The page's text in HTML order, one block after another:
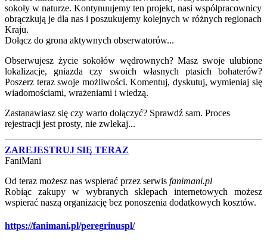
sokoły w naturze. Kontynuujemy ten projekt, nasi współpracownicy
obrączkują je dla nas i poszukujemy kolejnych w różnych regionach
Kraju.
Dołącz do grona aktywnych obserwatorów...
Obserwujesz życie sokołów wędrownych? Masz swoje ulubione
lokalizacje, gniazda czy swoich własnych ptasich bohaterów?
Poszerz teraz swoje możliwości. Komentuj, dyskutuj, wymieniaj się
wiadomościami, wrażeniami i wiedzą.
Zastanawiasz się czy warto dołączyć? Sprawdź sam. Proces
rejestracji jest prosty, nie zwlekaj...
ZAREJESTRUJ SIĘ TERAZ
FaniMani
Od teraz możesz nas wspierać przez serwis fanimani.pl
Robiąc zakupy w wybranych sklepach internetowych możesz
wspierać naszą organizację bez ponoszenia dodatkowych kosztów.
https://fanimani.pl/peregrinuspl/